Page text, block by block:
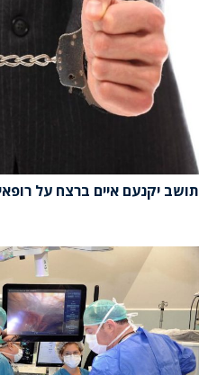
תושב יקנעם איים ברצח על